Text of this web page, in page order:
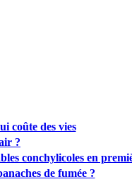
coûte des vies
?
conchylicoles en
de fumée ?